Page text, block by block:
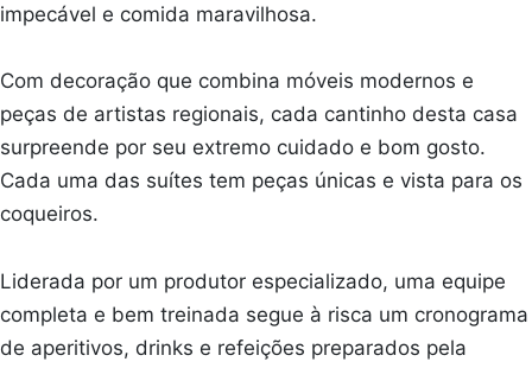
impecável e comida maravilhosa.
Com decoração que combina móveis modernos e
peças de artistas regionais, cada cantinho desta casa
surpreende por seu extremo cuidado e bom gosto.
Cada uma das suítes tem peças únicas e vista para os
coqueiros.
Liderada por um produtor especializado, uma equipe
completa e bem treinada segue à risca um cronograma
de aperitivos, drinks e refeições preparados pela